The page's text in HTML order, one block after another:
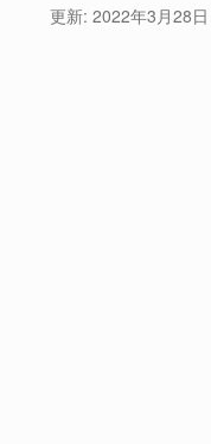
更新: 2022年3月28